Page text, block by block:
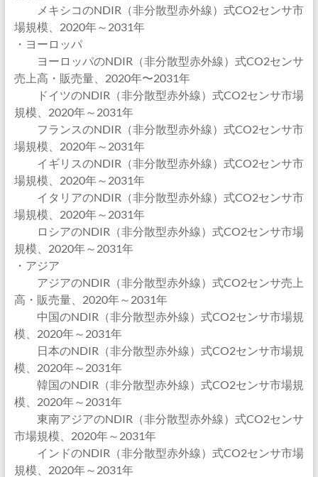
メキシコのNDIR（非分散型赤外線）式CO2センサ市
場規模、2020年～2031年
・ヨーロッパ
ヨーロッパのNDIR（非分散型赤外線）式CO2センサ
売上高・販売量、2020年〜2031年
ドイツのNDIR（非分散型赤外線）式CO2センサ市場
規模、2020年～2031年
フランスのNDIR（非分散型赤外線）式CO2センサ市
場規模、2020年～2031年
イギリスのNDIR（非分散型赤外線）式CO2センサ市
場規模、2020年～2031年
イタリアのNDIR（非分散型赤外線）式CO2センサ市
場規模、2020年～2031年
ロシアのNDIR（非分散型赤外線）式CO2センサ市場
規模、2020年～2031年
・アジア
アジアのNDIR（非分散型赤外線）式CO2センサ売上
高・販売量、2020年～2031年
中国のNDIR（非分散型赤外線）式CO2センサ市場規
模、2020年～2031年
日本のNDIR（非分散型赤外線）式CO2センサ市場規
模、2020年～2031年
韓国のNDIR（非分散型赤外線）式CO2センサ市場規
模、2020年～2031年
東南アジアのNDIR（非分散型赤外線）式CO2センサ
市場規模、2020年～2031年
インドのNDIR（非分散型赤外線）式CO2センサ市場
規模、2020年～2031年